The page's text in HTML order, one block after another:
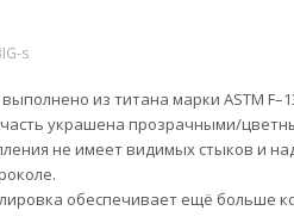
s
из титана марки ASTM
украшена прозрачными/
не имеет видимых стыков и
обеспечивает ещё больше